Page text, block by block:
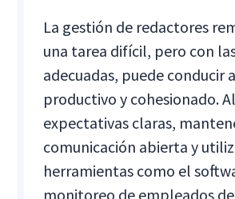
La gestión de redactores
una tarea difícil, pero con
adecuadas, puede conducir
productivo y cohesionado.
expectativas claras,
comunicación abierta y
herramientas como el
monitoreo de empleados